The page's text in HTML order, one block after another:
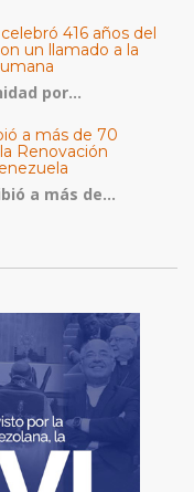
416 años del
un llamado a la
por...
a más de 70
Renovación
a más de...